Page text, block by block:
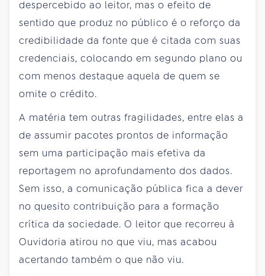
despercebido ao leitor, mas o efeito de
sentido que produz no público é o reforço da
credibilidade da fonte que é citada com suas
credenciais, colocando em segundo plano ou
com menos destaque aquela de quem se
omite o crédito.
A matéria tem outras fragilidades, entre elas a
de assumir pacotes prontos de informação
sem uma participação mais efetiva da
reportagem no aprofundamento dos dados.
Sem isso, a comunicação pública fica a dever
no quesito contribuição para a formação
crítica da sociedade. O leitor que recorreu à
Ouvidoria atirou no que viu, mas acabou
acertando também o que não viu.